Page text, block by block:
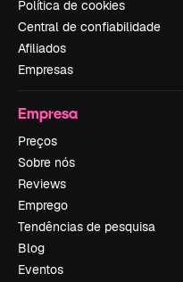
Política de cookies
Central de confiabilidade
Afiliados
Empresas
Empresa
Preços
Sobre nós
Reviews
Emprego
Tendências de pesquisa
Blog
Eventos